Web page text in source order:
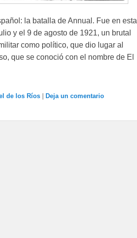
la batalla de Annual. Fue en esta
y el 9 de agosto de 1921, un brutal
como político, que dio lugar al
que se conoció con el nombre de El
de los Ríos | Deja un comentario